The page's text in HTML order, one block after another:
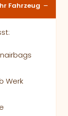
Fahrzeug
Werk